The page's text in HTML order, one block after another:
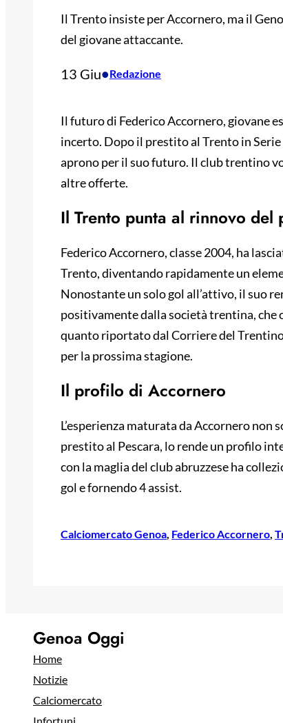
Il Trento insiste per Accornero, ma il
del giovane attaccante.
13 Giu•Redazione
Il futuro di Federico Accornero, giovane
incerto. Dopo il prestito al Trento in
aprono per il suo futuro. Il club trentino
altre offerte.
Il Trento punta al rinnovo del
Federico Accornero, classe 2004, ha
Trento, diventando rapidamente un
Nonostante un solo gol all’attivo, il suo
positivamente dalla società trentina, che
quanto riportato dal Corriere del
per la prossima stagione.
Il profilo di Accornero
L’esperienza maturata da Accornero non
prestito al Pescara, lo rende un profilo
con la maglia del club abruzzese ha
gol e fornendo 4 assist.
Calciomercato Genoa, Federico Accornero,
Genoa Oggi
Home
Notizie
Calciomercato